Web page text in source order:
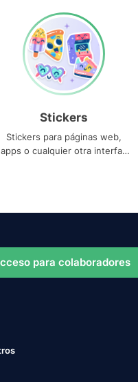
Stickers
Stickers para páginas web,
apps o cualquier otra interfaz
para colaboradores